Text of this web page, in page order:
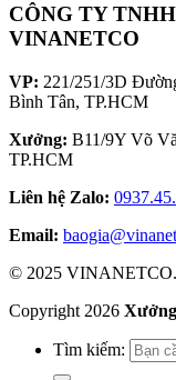
CÔNG TY
VINANETCO
VP: 221/251/3D
Bình Tân, TP.HCM
Xưởng: B11/9Y Võ
TP.HCM
Liên hệ Zalo:
Email:
© 2025 VINANETCO.
Copyright 2026
Tìm kiếm: